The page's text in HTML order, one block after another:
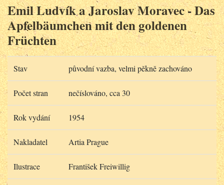
Emil Ludvík a Jaroslav Moravec - Das
Apfelbäumchen mit den goldenen
Früchten
Stav původní vazba, velmi pěkně zachováno
Počet stran nečíslováno, cca 30
Rok vydání 1954
Nakladatel Artia Prague
Ilustrace František Freiwillig